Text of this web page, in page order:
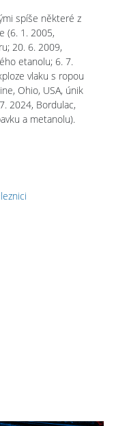
spíše některé z
(6. 1. 2005,
20. 6. 2009,
etanolu; 6. 7.
vlaku s ropou
Ohio, USA, únik
2024, Bordulac,
a metanolu).